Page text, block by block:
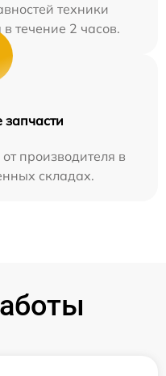
техники
течение 2 часов.
производителя в
складах.